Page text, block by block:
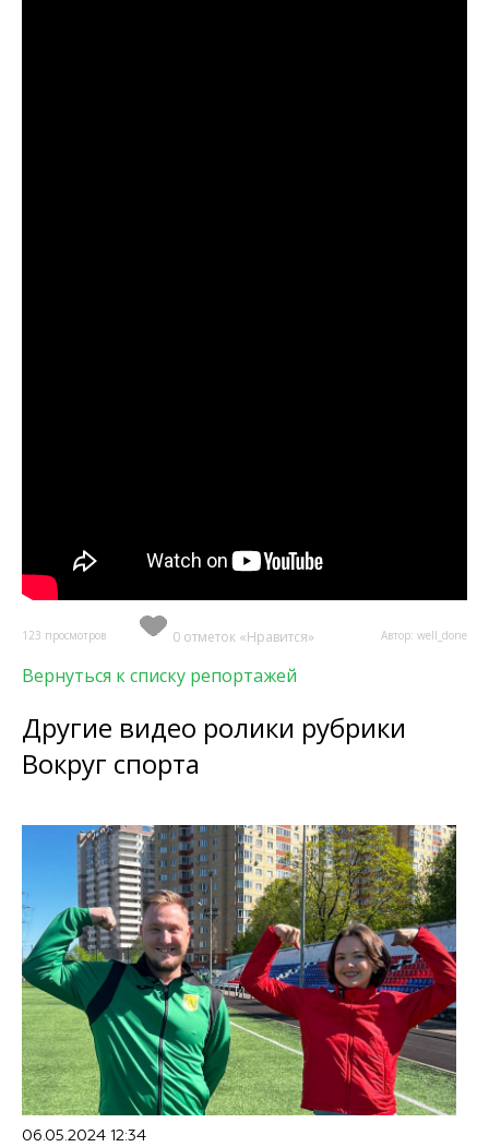
123 просмотров 0 отметок «Нравится» Автор: well_done
Вернуться к списку репортажей
Другие видео ролики рубрики
Вокруг спорта
06.05.2024 12:34